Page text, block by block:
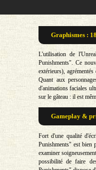
Graphismes :
L'utilisation de
Punishments". Ce
extérieurs),
Quant aux
d'animations faciales
sur le gâteau : il est
Gameplay &
Fort d'une qualité
Punishments" est bien
examiner
possibilité de faire